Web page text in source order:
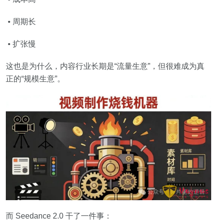
• 周期长
• 扩张慢
这也是为什么，内容行业长期是“流量生意”，但很难成为真
正的“规模生意”。
而 Seedance 2.0 干了一件事：